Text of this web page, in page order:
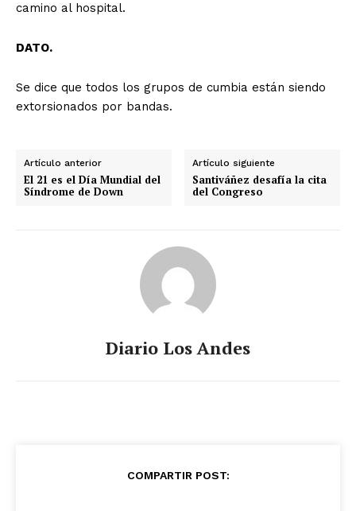
camino al hospital.
DATO.
Se dice que todos los grupos de cumbia están siendo
extorsionados por bandas.
Artículo anterior
El 21 es el Día Mundial del
Síndrome de Down
Artículo siguiente
Santiváñez desafía la cita
del Congreso
Diario Los Andes
COMPARTIR POST: